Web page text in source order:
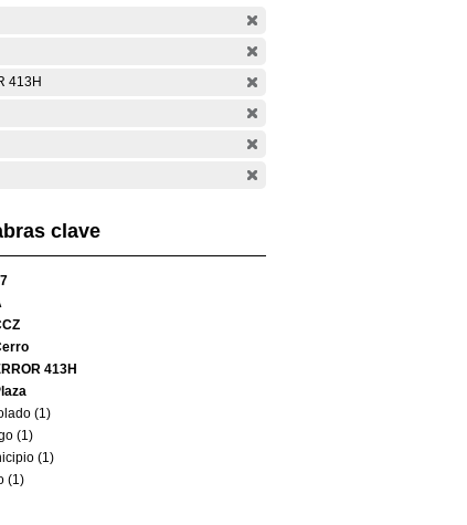
413H
clave
413H
(1)
(1)
(1)
(1)